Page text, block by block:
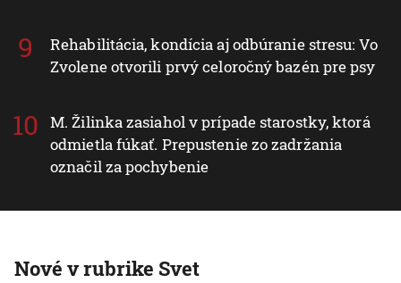
Rehabilitácia, kondícia aj odbúranie stresu: Vo
Zvolene otvorili prvý celoročný bazén pre psy
M. Žilinka zasiahol v prípade starostky, ktorá
odmietla fúkať. Prepustenie zo zadržania
označil za pochybenie
Nové v rubrike Svet